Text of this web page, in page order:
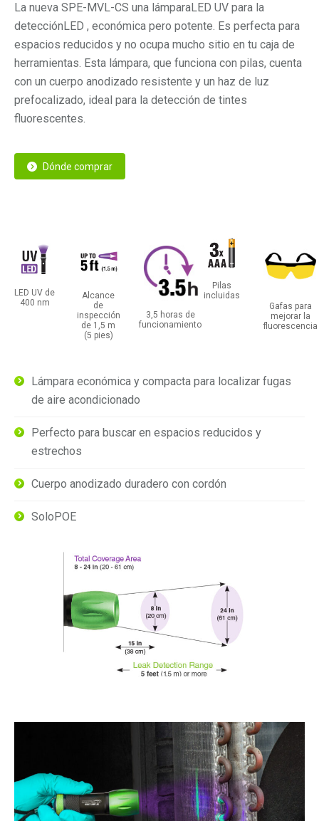
La nueva SPE-MVL-CS una lámparaLED UV para la
detecciónLED , económica pero potente. Es perfecta para
espacios reducidos y no ocupa mucho sitio en tu caja de
herramientas. Esta lámpara, que funciona con pilas, cuenta
con un cuerpo anodizado resistente y un haz de luz
prefocalizado, ideal para la detección de tintes
fluorescentes.
Dónde comprar
LED UV de
400 nm
Alcance
de
inspección
de 1,5 m
(5 pies)
3,5 horas de
funcionamiento
Pilas
incluidas
Gafas para
mejorar la
fluorescencia
Lámpara económica y compacta para localizar fugas
de aire acondicionado
Perfecto para buscar en espacios reducidos y
estrechos
Cuerpo anodizado duradero con cordón
SoloPOE